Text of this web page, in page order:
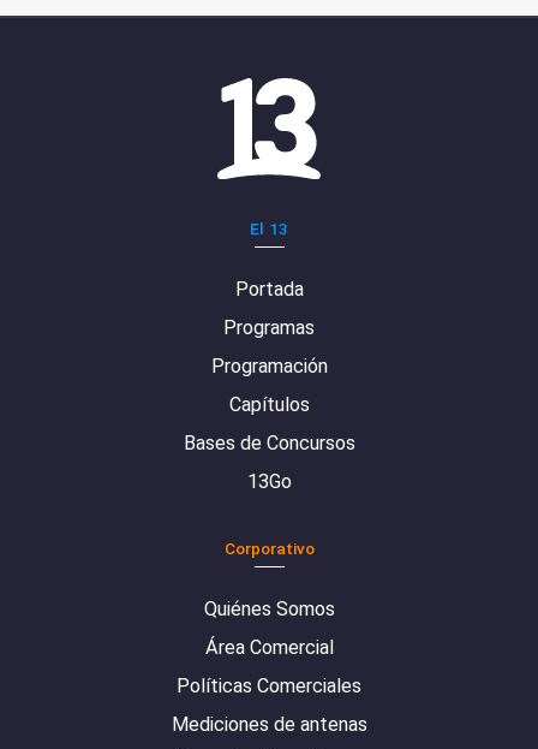
El 13
Portada
Programas
Programación
Capítulos
Bases de Concursos
13Go
Corporativo
Quiénes Somos
Área Comercial
Políticas Comerciales
Mediciones de antenas